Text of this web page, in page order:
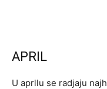
APRIL
U aprllu se radjaju